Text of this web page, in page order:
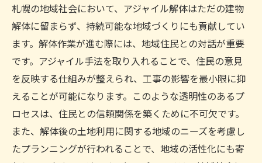
功
アジャイルで札幌市の未来を築く解体プロ
ジェクト
成功事例に学ぶアジャイル解体のアプロー
チ
札幌市でのアジャイル解体による社会貢献
挑戦を乗り越えるアジャイル解体の実践例
札幌市の未来を支える解体業界のビジョン
札幌の地域社会において、アジャイル解体はただの建物
解体に留まらず、持続可能な地域づくりにも貢献してい
ます。解体作業が進む際には、地域住民との対話が重要
です。アジャイル手法を取り入れることで、住民の意見
を反映する仕組みが整えられ、工事の影響を最小限に抑
えることが可能になります。このような透明性のあるプ
ロセスは、住民との信頼関係を築くために不可欠です。
また、解体後の土地利用に関する地域のニーズを考慮し
たプランニングが行われることで、地域の活性化にも寄